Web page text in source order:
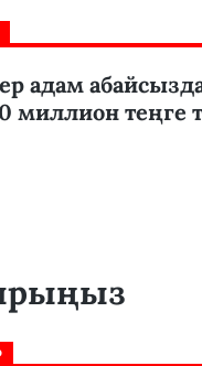
адам
миллион теңге